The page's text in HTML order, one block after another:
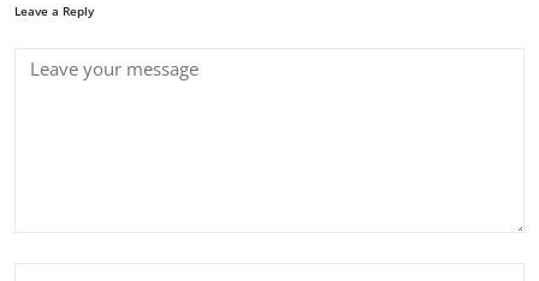
Leave a Reply